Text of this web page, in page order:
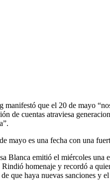
manifestó que el 20 de mayo
de cuentas atraviesa
mayo es una fecha con una
Blanca emitió el miércoles una
Rindió homenaje y recordó a
que haya nuevas sanciones y